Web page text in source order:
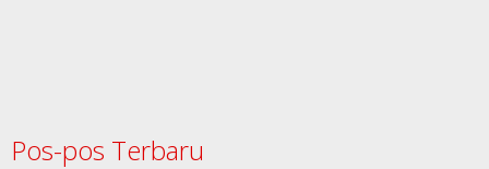
Pos-pos Terbaru